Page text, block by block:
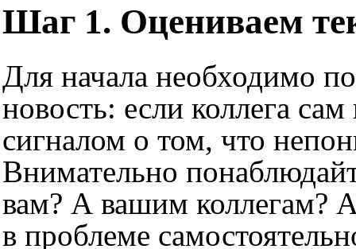
Шаг 1. Оцениваем
Для начала необходимо
новость: если коллега
сигналом о том, что
Внимательно
вам? А вашим коллегам? А
в проблеме